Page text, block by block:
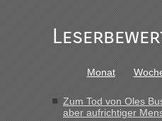
„Derzeit, ist es überall sehr
Polen. Zb. Krakovets 100
Monat
Zum Tod von Oles
aber aufrichtiger